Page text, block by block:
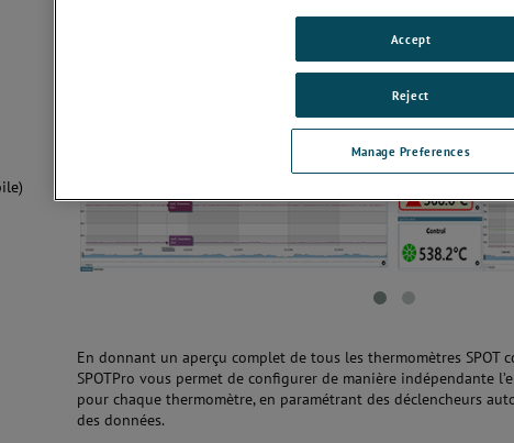
En donnant un aperçu complet de tous les thermomètres SPOT
SPOTPro vous permet de configurer de manière indépendante
pour chaque thermomètre, en paramétrant des déclencheurs
des données.
Manage Preferences
Reject
Accept